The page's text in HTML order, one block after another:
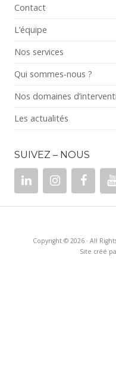
Contact
L’équipe
Nos services
Qui sommes-nous ?
Nos domaines
Les actualités
SUIVEZ – NOUS
Copyright © 2026 · All
Site créé